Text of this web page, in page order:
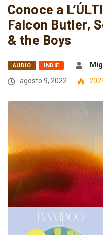
Conoce a
Falcon Butler,
& the Boys
AUDIO INDIE
agosto 9, 2022